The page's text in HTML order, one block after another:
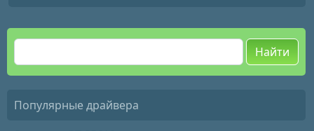
Найти
Популярные драйвера